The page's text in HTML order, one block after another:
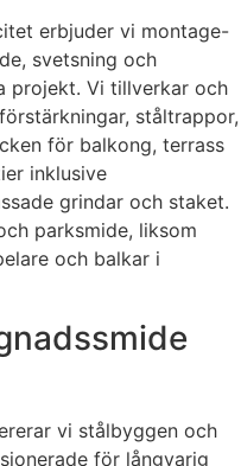
erbjuder vi montage-
svetsning och
projekt. Vi tillverkar och
ståltrappor,
för balkong, terrass
inklusive
grindar och staket.
parksmide, liksom
och balkar i
vi stålbyggen och
för långvarig